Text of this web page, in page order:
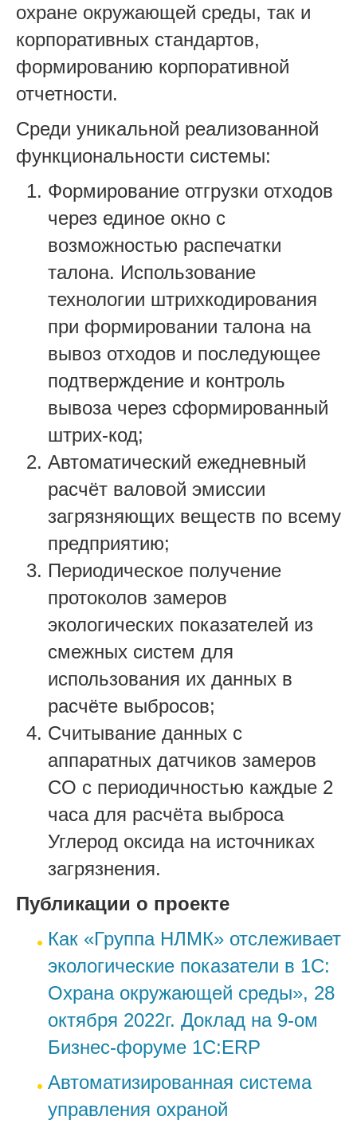
охране окружающей среды, так и
корпоративных стандартов,
формированию корпоративной
отчетности.
Среди уникальной реализованной
функциональности системы:
Формирование отгрузки отходов
через единое окно с
возможностью распечатки
талона. Использование
технологии штрихкодирования
при формировании талона на
вывоз отходов и последующее
подтверждение и контроль
вывоза через сформированный
штрих-код;
Автоматический ежедневный
расчёт валовой эмиссии
загрязняющих веществ по всему
предприятию;
Периодическое получение
протоколов замеров
экологических показателей из
смежных систем для
использования их данных в
расчёте выбросов;
Считывание данных с
аппаратных датчиков замеров
CO с периодичностью каждые 2
часа для расчёта выброса
Углерод оксида на источниках
загрязнения.
Публикации о проекте
Как «Группа НЛМК» отслеживает
экологические показатели в 1С:
Охрана окружающей среды», 28
октября 2022г. Доклад на 9-ом
Бизнес-форуме 1С:ERP
Автоматизированная система
управления охраной